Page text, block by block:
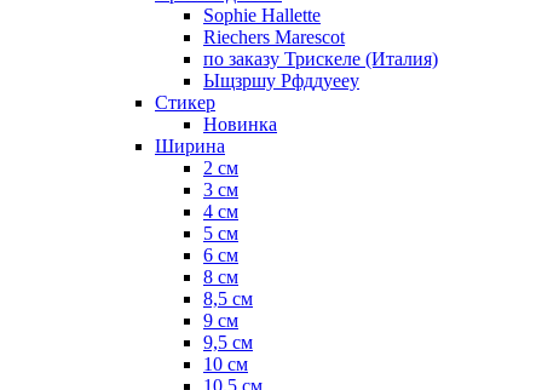
Sophie Hallette
Riechers Marescot
по заказу Трискеле (Италия)
Ыщзршу Рфддуееу
Стикер
Новинка
Ширина
2 см
3 см
4 см
5 см
6 см
8 см
8,5 см
9 см
9,5 см
10 см
10,5 см